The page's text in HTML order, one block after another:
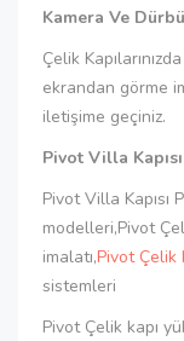
Kamera Ve
Çelik
ekrandan görme
iletişime geçiniz.
Pivot Villa Kapısı
Pivot Villa Kapısı
modelleri,Pivot
imalatı,Pivot Çelik
sistemleri
Pivot Çelik kapı